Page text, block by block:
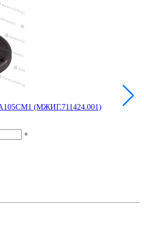
(МЖИГ.711424.001)
+